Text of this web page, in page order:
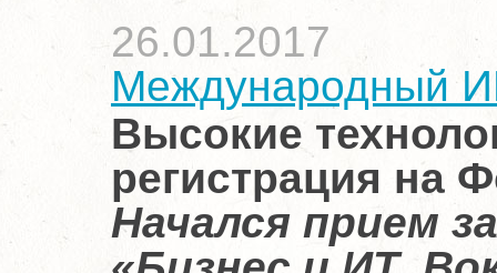
26.01.2017
Международный
Высокие
регистрация на
Начался прием